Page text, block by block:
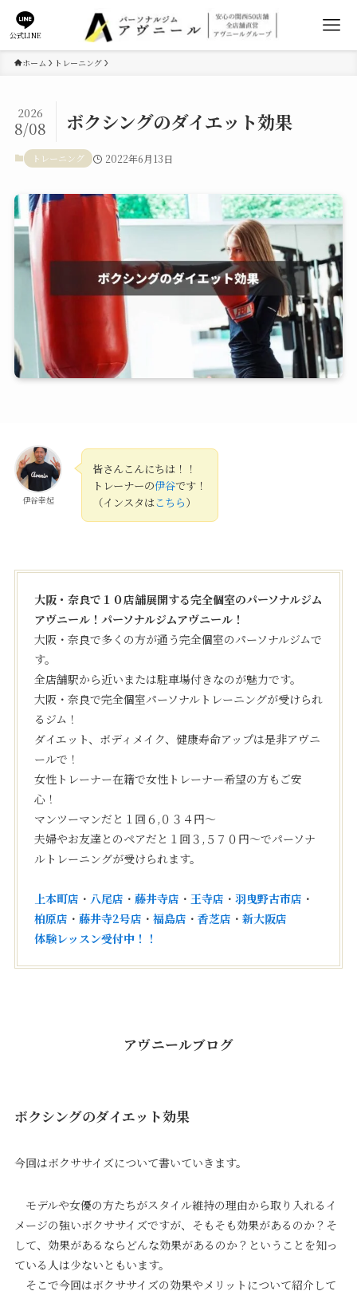
公式LINE
ホーム トレーニング
ボクシングのダイエット効果
2026
8/08
トレーニング 2022年6月13日
伊谷幸起
皆さんこんにちは！！
トレーナーの伊谷です！
（インスタはこちら）
大阪・奈良で１０店舗展開する完全個室のパーソナルジム
アヴニール！パーソナルジムアヴニール！
大阪・奈良で多くの方が通う完全個室のパーソナルジムで
す。
全店舗駅から近いまたは駐車場付きなのが魅力です。
大阪・奈良で完全個室パーソナルトレーニングが受けられ
るジム！
ダイエット、ボディメイク、健康寿命アップは是非アヴニ
ールで！
女性トレーナー在籍で女性トレーナー希望の方もご安
心！
マンツーマンだと１回６,０３４円〜
夫婦やお友達とのペアだと１回３,５７０円〜でパーソナ
ルトレーニングが受けられます。
上本町店 ・ 八尾店 ・ 藤井寺店 ・ 王寺店 ・ 羽曳野古市店 ・
柏原店 ・ 藤井寺2号店 ・ 福島店 ・ 香芝店 ・ 新大阪店
体験レッスン受付中！！
アヴニールブログ
ボクシングのダイエット効果
今回はボクササイズについて書いていきます。
モデルや女優の方たちがスタイル維持の理由から取り入れるイ
メージの強いボクササイズですが、そもそも効果があるのか？そ
して、効果があるならどんな効果があるのか？ということを知っ
ている人は少ないともいます。
そこで今回はボクササイズの効果やメリットについて紹介して